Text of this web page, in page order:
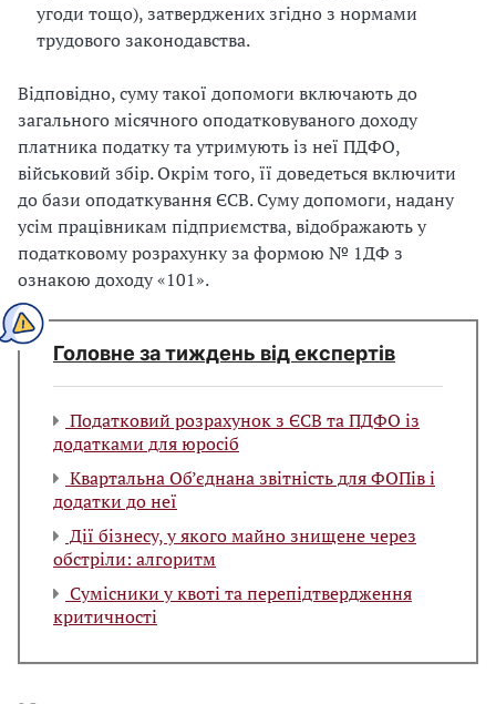
угоди тощо), затверджених згідно з нормами
трудового законодавства.
Відповідно, суму такої допомоги включають до
загального місячного оподатковуваного доходу
платника податку та утримують із неї ПДФО,
військовий збір. Окрім того, її доведеться включити
до бази оподаткування ЄСВ. Суму допомоги, надану
усім працівникам підприємства, відображають у
податковому розрахунку за формою № 1ДФ з
ознакою доходу «101».
Головне за тиждень від експертів
Податковий розрахунок з ЄСВ та ПДФО із
додатками для юросіб
Квартальна Об’єднана звітність для ФОПів і
додатки до неї
Дії бізнесу, у якого майно знищене через
обстріли: алгоритм
Сумісники у квоті та перепідтвердження
критичності